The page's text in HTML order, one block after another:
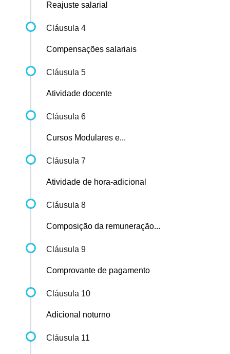
Reajuste salarial
Cláusula 4
Compensações salariais
Cláusula 5
Atividade docente
Cláusula 6
Cursos Modulares e...
Cláusula 7
Atividade de hora-adicional
Cláusula 8
Composição da remuneração...
Cláusula 9
Comprovante de pagamento
Cláusula 10
Adicional noturno
Cláusula 11